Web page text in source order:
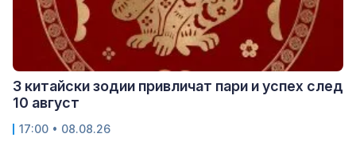
3 китайски зодии привличат пари и успех след
10 август
17:00 • 08.08.26